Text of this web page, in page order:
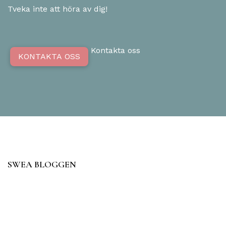
Tveka inte att höra av dig!
KONTAKTA OSS
Kontakta oss
SWEA BLOGGEN